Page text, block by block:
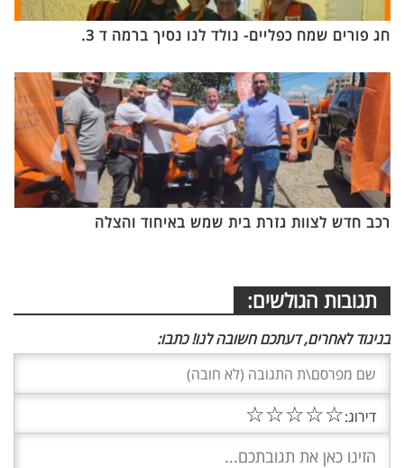
חג פורים שמח כפליים- נולד לנו נסיך ברמה ד 3.
רכב חדש לצוות גזרת בית שמש באיחוד והצלה
תגובות הגולשים:
בניגוד לאחרים, דעתכם חשובה לנו! כתבו:
דירוג:☆
☆
☆
☆
☆